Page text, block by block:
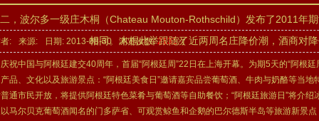
，波尔多一级庄木桐（Chateau Mouton-Rothschild）发布了2011年
相同。木桐此举跟随了近两周名庄降价潮，酒商对
: 来源: 日期: 2013-08-30 浏览次数:2131次
中国与阿根廷建交40周年，首届“阿根廷周”22日在上海开幕。为期5天的“阿根
品、文化以及旅游景点：“阿根廷美食日”邀请嘉宾品尝葡萄酒、牛肉与奶酪等当地
通市民开放，将提供阿根廷特色菜肴与葡萄酒等自助餐饮；“阿根廷旅游日”将介
马尔贝克葡萄酒闻名的门多萨省、可观赏鲸鱼和企鹅的巴尔德斯半岛等旅游新景